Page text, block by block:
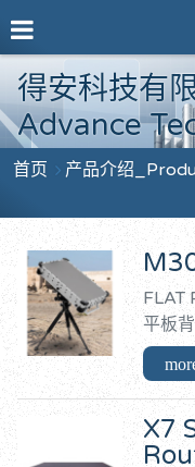
得安科技有
Advance
首页 产品介绍
FLAT
平板
X7